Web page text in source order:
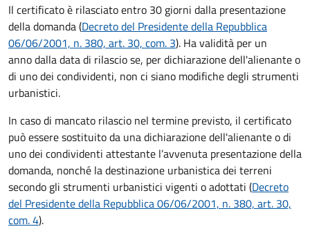
Il certificato è rilasciato entro 30 giorni dalla presentazione
della domanda (Decreto del Presidente della Repubblica
06/06/2001, n. 380, art. 30, com. 3). Ha validità per un
anno dalla data di rilascio se, per dichiarazione dell'alienante o
di uno dei condividenti, non ci siano modifiche degli strumenti
urbanistici.
In caso di mancato rilascio nel termine previsto, il certificato
può essere sostituito da una dichiarazione dell'alienante o di
uno dei condividenti attestante l’avvenuta presentazione della
domanda, nonché la destinazione urbanistica dei terreni
secondo gli strumenti urbanistici vigenti o adottati (Decreto
del Presidente della Repubblica 06/06/2001, n. 380, art. 30,
com. 4).